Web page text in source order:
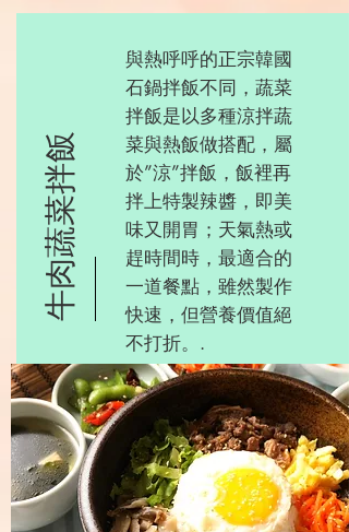
牛肉蔬菜拌飯
與熱呼呼的正宗韓國
石鍋拌飯不同，蔬菜
拌飯是以多種涼拌蔬
菜與熱飯做搭配，屬
於”涼”拌飯，飯裡再
拌上特製辣醬，即美
味又開胃；天氣熱或
趕時間時，最適合的
一道餐點，雖然製作
快速，但營養價值絕
不打折。.